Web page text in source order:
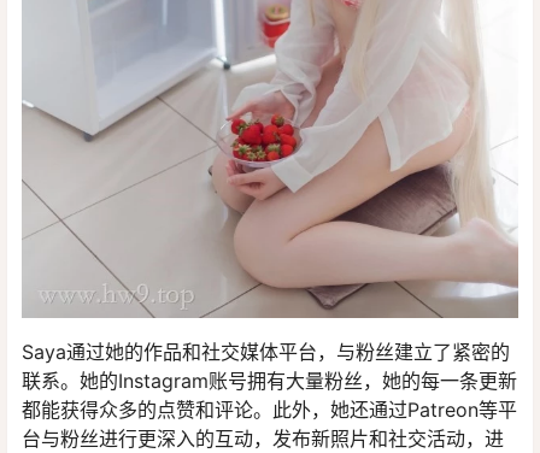
Saya通过她的作品和社交媒体平台，与粉丝建立了紧密的
联系。她的Instagram账号拥有大量粉丝，她的每一条更新
都能获得众多的点赞和评论。此外，她还通过Patreon等平
台与粉丝进行更深入的互动，发布新照片和社交活动，进